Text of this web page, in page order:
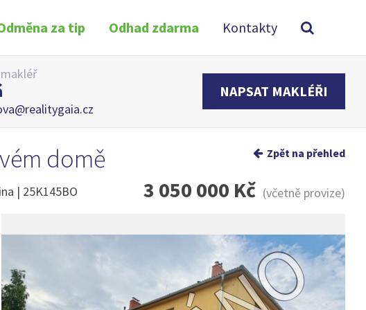
za tip Odhad zdarma Kontakty
NAPSAT MAKLÉŘI
Zpět na přehled
domě
| 25K145BO 3 050 000 Kč (včetně provize)